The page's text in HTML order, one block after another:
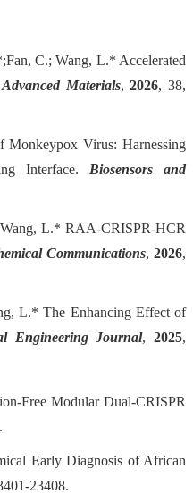
Fan, C.; Wang, L.* Accelerated
Advanced Materials,2026, 38,
Virus: Harnessing
Interface. Biosensors and
L.* RAA-CRISPR-HCR
Communications, 2026,
L.* The Enhancing Effect of
Engineering Journal, 2025,
Free Modular Dual-CRISPR
Early Diagnosis of African
23408.